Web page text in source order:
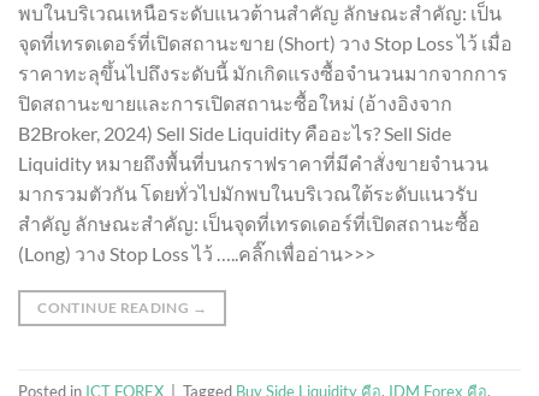
พบในบริเวณเหนือระดับแนวต้านสำคัญ ลักษณะสำคัญ: เป็น
จุดที่เทรดเดอร์ที่เปิดสถานะขาย (Short) วาง Stop Loss ไว้ เมื่อ
ราคาทะลุขึ้นไปถึงระดับนี้ มักเกิดแรงซื้อจำนวนมากจากการ
ปิดสถานะขายและการเปิดสถานะซื้อใหม่ (อ้างอิงจาก
B2Broker, 2024) Sell Side Liquidity คืออะไร? Sell Side
Liquidity หมายถึงพื้นที่บนกราฟราคาที่มีคำสั่งขายจำนวน
มากรวมตัวกัน โดยทั่วไปมักพบในบริเวณใต้ระดับแนวรับ
สำคัญ ลักษณะสำคัญ: เป็นจุดที่เทรดเดอร์ที่เปิดสถานะซื้อ
(Long) วาง Stop Loss ไว้ …..คลิ๊กเพื่ออ่าน>>>
CONTINUE READING →
Posted in ICT FOREX Tagged Buy Side Liquidity คือ, IDM Forex คือ,